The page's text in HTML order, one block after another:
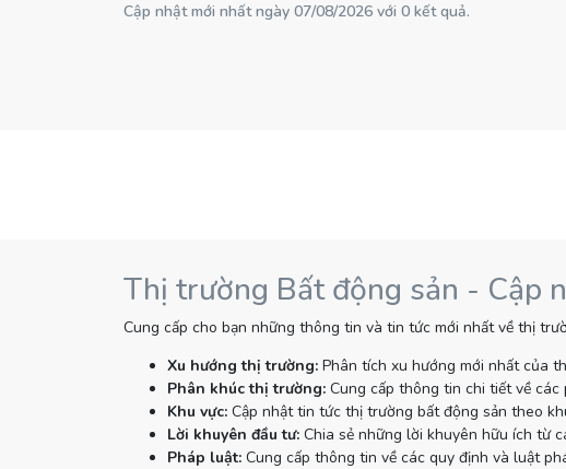
Cập nhật mới nhất ngày 07/08/2026 với 0 kết quả.
Thị trường Bất động sản - Cập
Cung cấp cho bạn những thông tin và tin tức mới nhất về thị
Xu hướng thị trường:Phân tích xu hướng mới nhất của
Phân khúc thị trường:Cung cấp thông tin chi tiết về các
Khu vực:Cập nhật tin tức thị trường bất động sản theo
Lời khuyên đầu tư:Chia sẻ những lời khuyên hữu ích từ
Pháp luật:Cung cấp thông tin về các quy định và luật